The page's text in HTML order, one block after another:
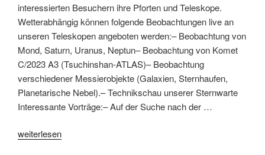
interessierten Besuchern ihre Pforten und Teleskope.
Wetterabhängig können folgende Beobachtungen live an
unseren Teleskopen angeboten werden:– Beobachtung von
Mond, Saturn, Uranus, Neptun– Beobachtung von Komet
C/2023 A3 (Tsuchinshan-ATLAS)– Beobachtung
verschiedener Messierobjekte (Galaxien, Sternhaufen,
Planetarische Nebel).– Technikschau unserer Sternwarte
Interessante Vorträge:– Auf der Suche nach der …
„Astronomietag
weiterlesen